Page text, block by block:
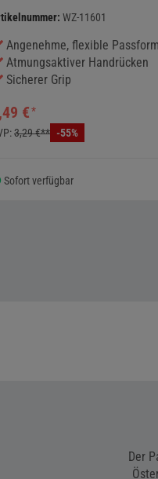
WZ-11601
Angenehme, flexible Passform
Atmungsaktiver Handrücken
Sicherer Grip
€*
3,29 €** -55%
Sofort verfügbar
Der